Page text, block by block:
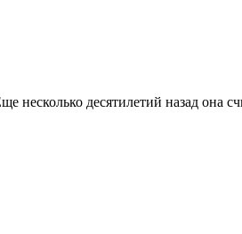
несколько десятилетий назад она